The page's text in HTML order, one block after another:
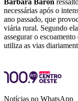
Bárbara Baron
necessárias após o
ano passado, que
viária rural. Segundo
assegurar o
utiliza as vias
Notícias no WhatsApp